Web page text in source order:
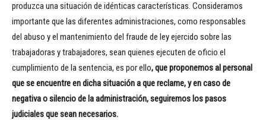
produzca una situación de idénticas características. Consideramos
importante que las diferentes administraciones, como responsables
del abuso y el mantenimiento del fraude de ley ejercido sobre las
trabajadoras y trabajadores, sean quienes ejecuten de oficio el
cumplimiento de la sentencia, es por ello, que proponemos al personal
que se encuentre en dicha situación a que reclame, y en caso de
negativa o silencio de la administración, seguiremos los pasos
judiciales que sean necesarios.